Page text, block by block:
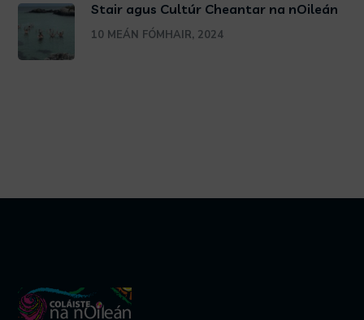
Stair agus Cultúr Cheantar na nOileán
10 MEÁN FÓMHAIR, 2024